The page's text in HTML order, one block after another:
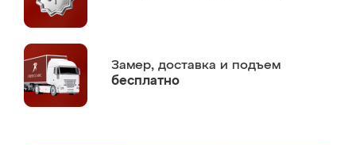
Замер, доставка и подъем
бесплатно